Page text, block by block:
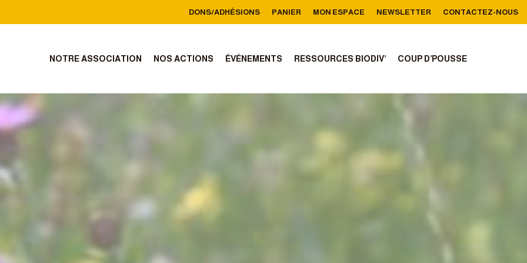
DONS/ADHÉSIONS PANIER MON ESPACE NEWSLETTER CONTACTEZ-NOUS
NOTRE ASSOCIATION NOS ACTIONS ÉVÉNEMENTS RESSOURCES BIODIV’ COUP D’POUSSE